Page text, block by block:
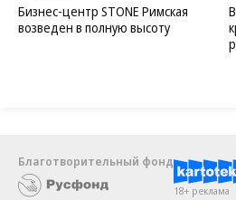
Бизнес-центр STONE Римская
возведен в полную высоту
Благотворительный фонд
18+ реклама